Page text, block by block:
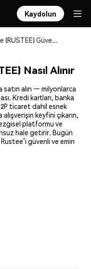
Kaydolun
Rustee (RUSTEE) Güvenle Satın Alın ve Saklayın
Nasıl Alınır
satın alın — milyonlarca
Kredi kartları, banka
ticaret dahil esnek
keyfini çıkarın,
platformu ve
hale getirir. Bugün
güvenli ve emin